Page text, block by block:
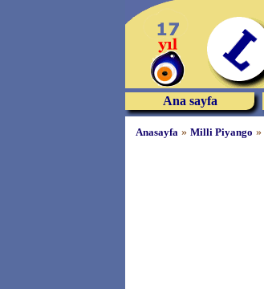
Ana sayfa
Anasayfa » Milli Piyango »